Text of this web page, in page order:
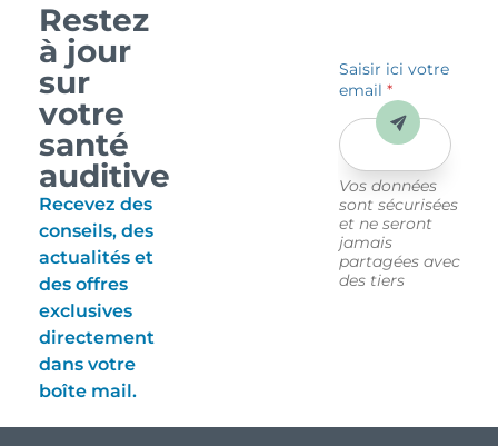
Restez
à jour
sur
votre
santé
auditive
Recevez des
conseils, des
actualités et
des offres
exclusives
directement
dans votre
boîte mail.
Saisir ici votre
email*
Vos données
sont sécurisées
et ne seront
jamais
partagées avec
des tiers
Envoyer